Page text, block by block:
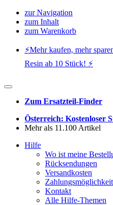
zur Navigation
zum Inhalt
zum Warenkorb
⚡️Mehr kaufen, mehr
Resin ab 10 Stück! ⚡️
Zum Ersatzteil-Finder
Österreich: Kostenloser
Mehr als 11.100 Artikel
Hilfe
Wo ist meine
Rücksendungen
Versandkosten
Kontakt
Alle Hilfe-Themen